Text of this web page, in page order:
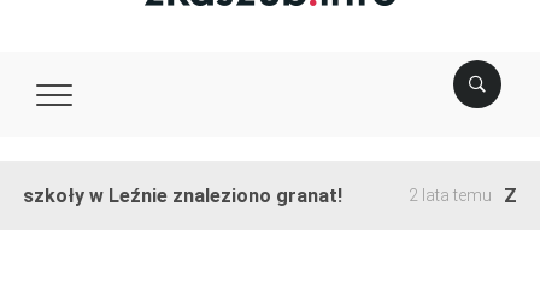
szkoły w Leźnie znaleziono granat! 2 lata temu